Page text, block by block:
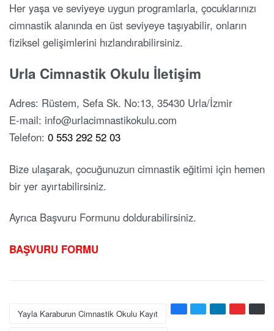
Her yaşa ve seviyeye uygun programlarla, çocuklarınızı
cimnastik alanında en üst seviyeye taşıyabilir, onların
fiziksel gelişimlerini hızlandırabilirsiniz.
Urla Cimnastik Okulu İletişim
Adres: Rüstem, Sefa Sk. No:13, 35430 Urla/İzmir
E-mail: info@urlacimnastikokulu.com
Telefon: 0 553 292 52 03
Bize ulaşarak, çocuğunuzun cimnastik eğitimi için hemen
bir yer ayırtabilirsiniz.
Ayrıca Başvuru Formunu doldurabilirsiniz.
BAŞVURU FORMU
Yayla Karaburun Cimnastik Okulu Kayıt